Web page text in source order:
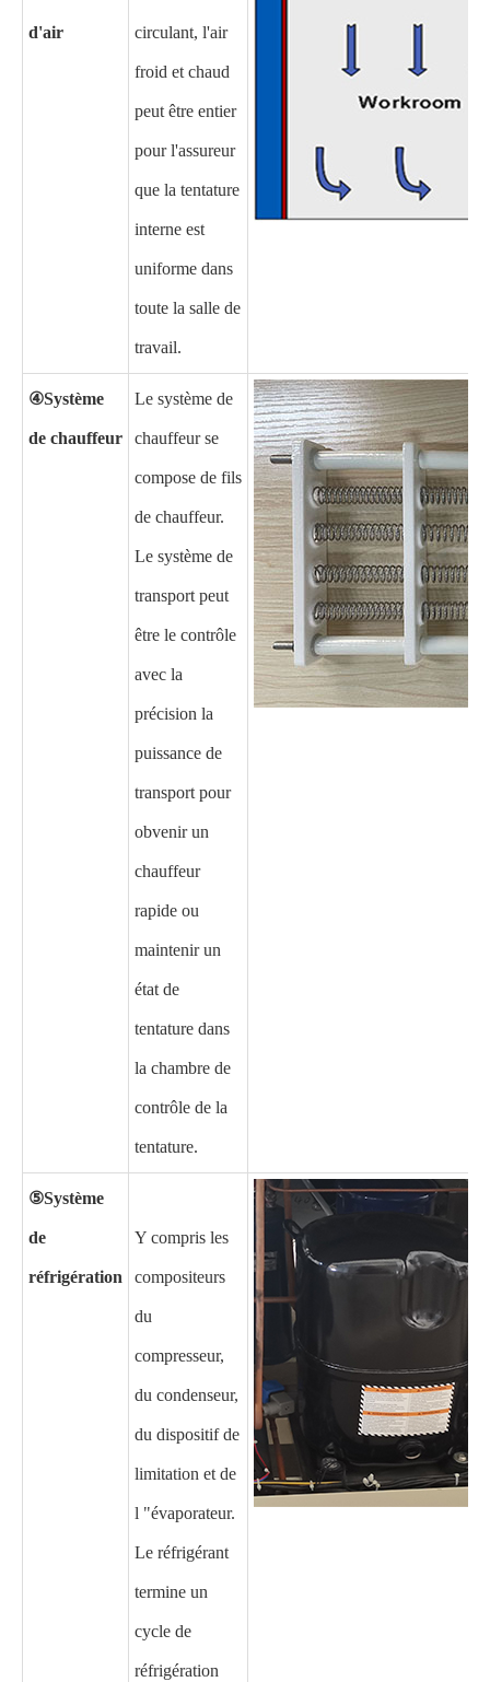
d'air circulant, l'air
froid et chaud
peut être entier
pour l'assureur
que la tentature
interne est
uniforme dans
toute la salle de
travail.
④Système
de chauffeur
Le système de
chauffeur se
compose de fils
de chauffeur.
Le système de
transport peut
être le contrôle
avec la
précision la
puissance de
transport pour
obvenir un
chauffeur
rapide ou
maintenir un
état de
tentature dans
la chambre de
contrôle de la
tentature.
⑤Système
de
réfrigération
Y compris les
compositeurs
du
compresseur,
du condenseur,
du dispositif de
limitation et de
l "évaporateur.
Le réfrigérant
termine un
cycle de
réfrigération